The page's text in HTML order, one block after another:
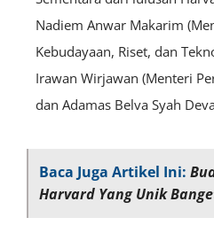
Nadiem Anwar Makarim
Kebudayaan, Riset, dan
Irawan Wirjawan (Menteri
dan Adamas Belva Syah
Baca Juga Artikel Ini:
Harvard Yang Unik